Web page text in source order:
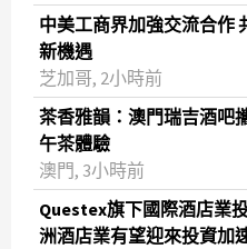
中美工商界加強交流合作
新機遇
芝加哥, 2小時前
茶香雅韻：澳門瑞吉酒吧
午茶體驗
澳門, 3小時前
Questex旗下國際酒店業
洲酒店業有望迎來投資加